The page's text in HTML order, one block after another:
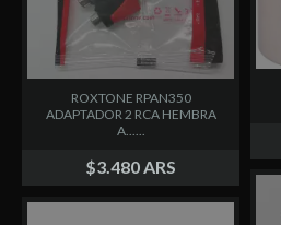
ROXTONE RPAN350
ADAPTADOR 2 RCA HEMBRA
A......
$3.480 ARS